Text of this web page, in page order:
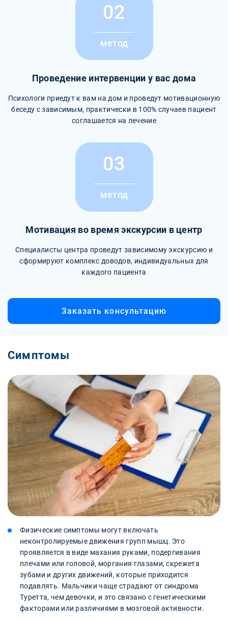
02
метод
Проведение интервенции у вас дома
Психологи приедут к вам на дом и проведут мотивационную
беседу с зависимым, практически в 100% случаев пациент
соглашается на лечение
03
метод
Мотивация во время экскурсии в центр
Специалисты центра проведут зависимому экскурсию и
сформируют комплекс доводов, индивидуальных для
каждого пациента
Заказать консультацию
Симптомы
Физические симптомы могут включать
неконтролируемые движения групп мышц. Это
проявляется в виде махания руками, подергивания
плечами или головой, моргания глазами, скрежета
зубами и других движений, которые приходится
подавлять. Мальчики чаще страдают от синдрома
Туретта, чем девочки, и это связано с генетическими
факторами или различиями в мозговой активности.